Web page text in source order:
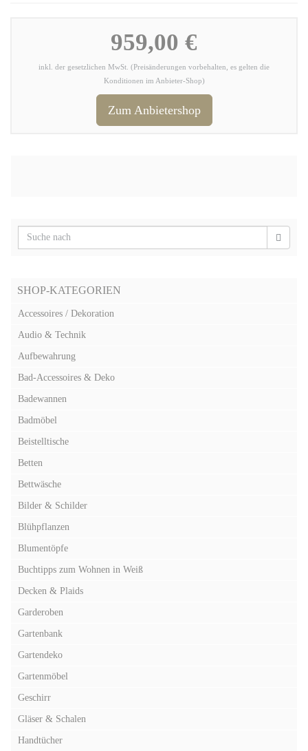
959,00 €
inkl. der gesetzlichen MwSt. (Preisänderungen vorbehalten, es gelten die
Konditionen im Anbieter-Shop)
Zum Anbietershop
SHOP-KATEGORIEN
Accessoires / Dekoration
Audio & Technik
Aufbewahrung
Bad-Accessoires & Deko
Badewannen
Badmöbel
Beistelltische
Betten
Bettwäsche
Bilder & Schilder
Blühpflanzen
Blumentöpfe
Buchtipps zum Wohnen in Weiß
Decken & Plaids
Garderoben
Gartenbank
Gartendeko
Gartenmöbel
Geschirr
Gläser & Schalen
Handtücher